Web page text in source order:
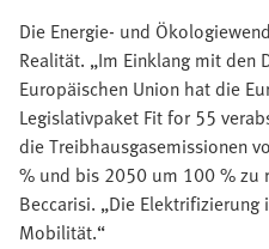
Die Energie- und
Realität. „Im Einklang mit den
Europäischen Union hat die
Legislativpaket Fit for 55
die Treibhausgasemissionen
% und bis 2050 um 100 % zu
Beccarisi. „Die
Mobilität.“